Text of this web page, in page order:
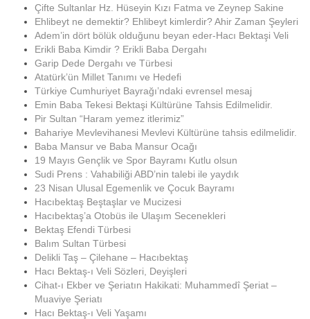
Çifte Sultanlar Hz. Hüseyin Kızı Fatma ve Zeynep Sakine
Ehlibeyt ne demektir? Ehlibeyt kimlerdir? Ahir Zaman Şeyleri
Adem’in dört bölük olduğunu beyan eder-Hacı Bektaşi Veli
Erikli Baba Kimdir ? Erikli Baba Dergahı
Garip Dede Dergahı ve Türbesi
Atatürk’ün Millet Tanımı ve Hedefi
Türkiye Cumhuriyet Bayrağı’ndaki evrensel mesaj
Emin Baba Tekesi Bektaşi Kültürüne Tahsis Edilmelidir.
Pir Sultan “Haram yemez itlerimiz”
Bahariye Mevlevihanesi Mevlevi Kültürüne tahsis edilmelidir.
Baba Mansur ve Baba Mansur Ocağı
19 Mayıs Gençlik ve Spor Bayramı Kutlu olsun
Sudi Prens : Vahabiliği ABD’nin talebi ile yaydık
23 Nisan Ulusal Egemenlik ve Çocuk Bayramı
Hacıbektaş Beştaşlar ve Mucizesi
Hacıbektaş’a Otobüs ile Ulaşım Secenekleri
Bektaş Efendi Türbesi
Balım Sultan Türbesi
Delikli Taş – Çilehane – Hacıbektaş
Hacı Bektaş-ı Veli Sözleri, Deyişleri
Cihat-ı Ekber ve Şeriatın Hakikati: Muhammedî Şeriat –
Muaviye Şeriatı
Hacı Bektaş-ı Veli Yaşamı